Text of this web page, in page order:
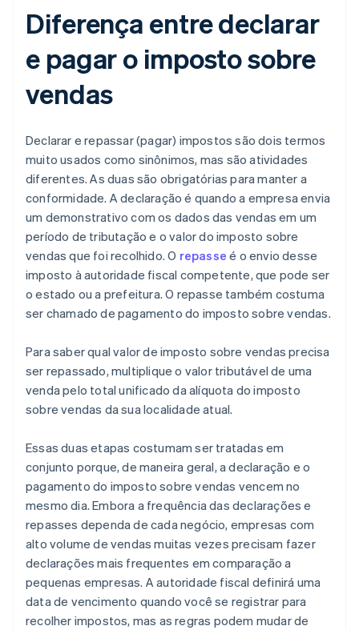
Diferença entre declarar
e pagar o imposto sobre
vendas
Declarar e repassar (pagar) impostos são dois termos
muito usados como sinônimos, mas são atividades
diferentes. As duas são obrigatórias para manter a
conformidade. A declaração é quando a empresa envia
um demonstrativo com os dados das vendas em um
período de tributação e o valor do imposto sobre
vendas que foi recolhido. O repasse é o envio desse
imposto à autoridade fiscal competente, que pode ser
o estado ou a prefeitura. O repasse também costuma
ser chamado de pagamento do imposto sobre vendas.
Para saber qual valor de imposto sobre vendas precisa
ser repassado, multiplique o valor tributável de uma
venda pelo total unificado da alíquota do imposto
sobre vendas da sua localidade atual.
Essas duas etapas costumam ser tratadas em
conjunto porque, de maneira geral, a declaração e o
pagamento do imposto sobre vendas vencem no
mesmo dia. Embora a frequência das declarações e
repasses dependa de cada negócio, empresas com
alto volume de vendas muitas vezes precisam fazer
declarações mais frequentes em comparação a
pequenas empresas. A autoridade fiscal definirá uma
data de vencimento quando você se registrar para
recolher impostos, mas as regras podem mudar de